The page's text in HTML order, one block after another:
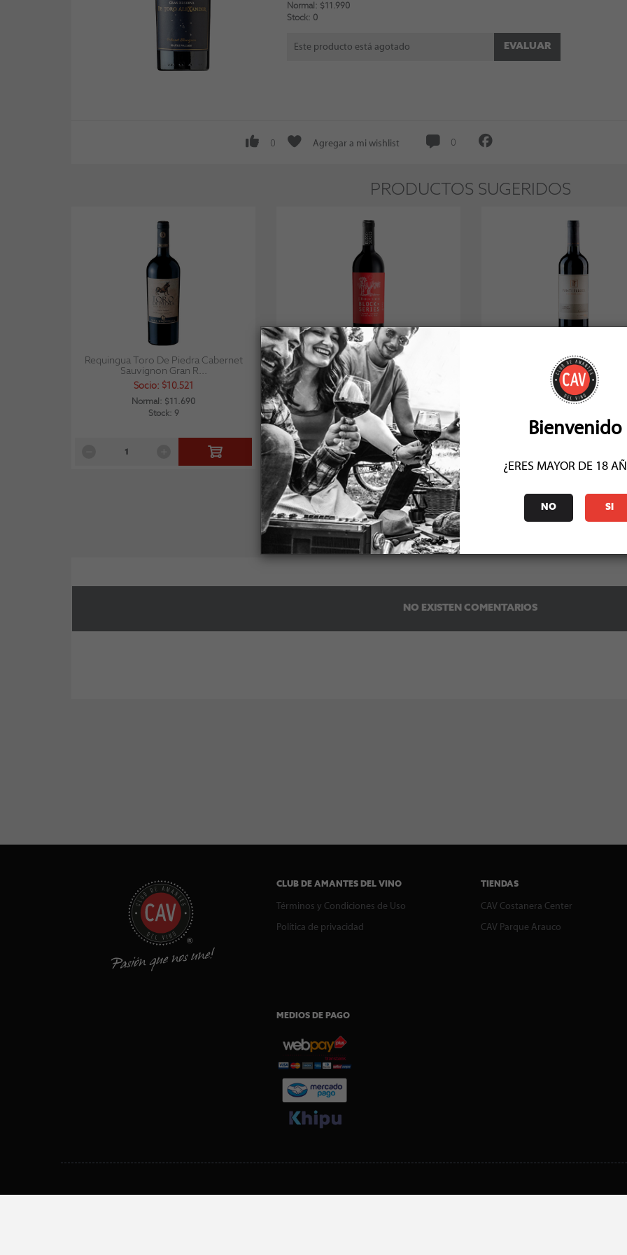
Normal: $11.990
Stock: 0
Este producto está agotado EVALUAR
0 Agregar a mi wishlist 0
PRODUCTOS SUGERIDOS
Requingua Toro De Piedra Cabernet
Sauvignon Gran R...
Socio: $10.521
Normal: $11.690
Stock: 9
J.bouchon Block Series Cabernet
Sauvignon 2023
Socio: $8.991
Normal: $9.990
Stock: 8
Punti Ferrer Cabernet
Reserva 2023
Socio: $8.910
Normal: $9.900
COMENTARIOS (0)
NO EXISTEN COMENTARIOS
Bienvenido
¿ERES MAYOR DE 18
NO SI
CLUB DE AMANTES DEL VINO
Términos y Condiciones de Uso
Política de privacidad
TIENDAS
CAV Costanera Center
CAV Parque Arauco
MEDIOS DE PAGO